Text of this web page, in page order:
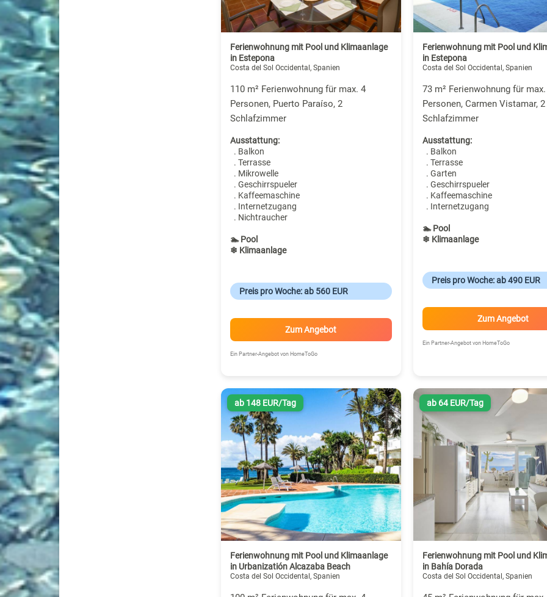
Ferienwohnung mit Pool und Klimaanlage
in Estepona
Costa del Sol Occidental, Spanien
110 m² Ferienwohnung für max. 4
Personen, Puerto Paraíso, 2
Schlafzimmer
Ausstattung:
. Balkon
. Terrasse
. Mikrowelle
. Geschirrspueler
. Kaffeemaschine
. Internetzugang
. Nichtraucher
🏊 Pool
❄ Klimaanlage
Preis pro Woche: ab 560 EUR
Zum Angebot
Ein Partner-Angebot von HomeToGo
Ferienwohnung mit Pool und
in Estepona
Costa del Sol Occidental, Spanien
73 m² Ferienwohnung für
Personen, Carmen Vistamar, 2
Schlafzimmer
Ausstattung:
. Balkon
. Terrasse
. Garten
. Geschirrspueler
. Kaffeemaschine
. Internetzugang
🏊 Pool
❄ Klimaanlage
Preis pro Woche: ab 490 EUR
Zum Angebot
Ein Partner-Angebot von HomeToGo
ab 148 EUR/Tag
Ferienwohnung mit Pool und Klimaanlage
in Urbanizatión Alcazaba Beach
Costa del Sol Occidental, Spanien
ab 64 EUR/Tag
Ferienwohnung mit Pool und
in Bahía Dorada
Costa del Sol Occidental, Spanien